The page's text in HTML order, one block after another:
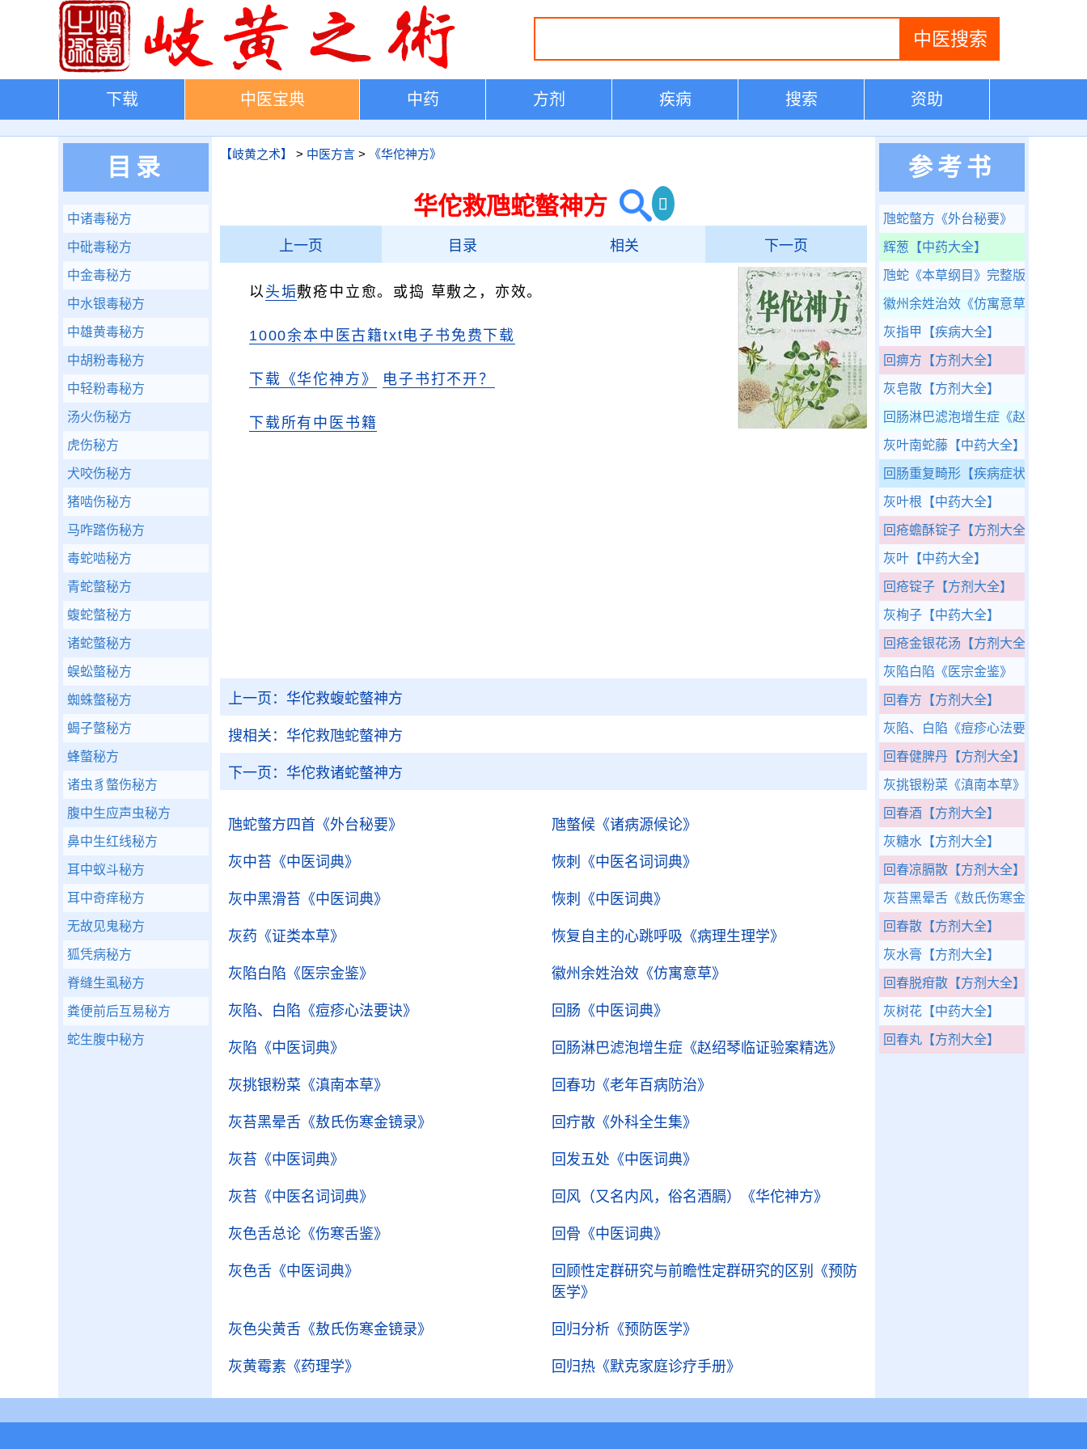
下载 中医宝典 中药 方剂 疾病 搜索 资助
【岐黄之术】 > 中医方言 > 《华佗神方》
华佗救虺蛇螫神方
上一页 目录 相关 下一页
以头垢敷疮中立愈。或捣 草敷之，亦效。
1000余本中医古籍txt电子书免费下载
下载《华佗神方》 电子书打不开？
下载所有中医书籍
上一页： 华佗救蝮蛇螫神方
搜相关： 华佗救虺蛇螫神方
下一页： 华佗救诸蛇螫神方
虺蛇螫方四首 《外台秘要》 虺螫候 《诸病源候论》
灰中苔 《中医词典》 恢刺 《中医名词词典》
灰中黑滑苔 《中医词典》 恢刺 《中医词典》
灰药 《证类本草》 恢复自主的心跳呼吸 《病理生理学》
灰陷白陷 《医宗金鉴》 徽州余姓治效 《仿寓意草》
灰陷、白陷 《痘疹心法要诀》 回肠 《中医词典》
灰陷 《中医词典》 回肠淋巴滤泡增生症 《赵绍琴临证验案精选》
灰挑银粉菜 《滇南本草》 回春功 《老年百病防治》
灰苔黑晕舌 《敖氏伤寒金镜录》 回疔散 《外科全生集》
灰苔 《中医词典》 回发五处 《中医词典》
灰苔 《中医名词词典》 回风（又名内风，俗名酒膈） 《华佗神方》
灰色舌总论 《伤寒舌鉴》 回骨 《中医词典》
灰色舌 《中医词典》 回顾性定群研究与前瞻性定群研究的区别
《预防
医学》
灰色尖黄舌 《敖氏伤寒金镜录》 回归分析 《预防医学》
灰黄霉素 《药理学》 回归热 《默克家庭诊疗手册》
目录
中诸毒秘方
中砒毒秘方
中金毒秘方
中水银毒秘方
中雄黄毒秘方
中胡粉毒秘方
中轻粉毒秘方
汤火伤秘方
虎伤秘方
犬咬伤秘方
猪啮伤秘方
马咋踏伤秘方
毒蛇啮秘方
青蛇螫秘方
蝮蛇螫秘方
诸蛇螫秘方
蜈蚣螫秘方
蜘蛛螫秘方
蝎子螫秘方
蜂螫秘方
诸虫豸螫伤秘方
腹中生应声虫秘方
鼻中生红线秘方
耳中蚁斗秘方
耳中奇痒秘方
无故见鬼秘方
狐凭病秘方
脊缝生虱秘方
粪便前后互易秘方
蛇生腹中秘方
参考书
虺蛇螫方 《外台秘要》
辉葱 【中药大全】
虺蛇 《本草纲目》完整版
徽州余姓治效 《仿寓意草》
灰指甲 【疾病大全】
回痹方 【方剂大全】
灰皂散 【方剂大全】
回肠淋巴滤泡增生症 《赵绍琴临证
灰叶南蛇藤 【中药大全】
回肠重复畸形 【疾病症状】
灰叶根 【中药大全】
回疮蟾酥锭子 【方剂大全】
灰叶 【中药大全】
回疮锭子 【方剂大全】
灰栒子 【中药大全】
回疮金银花汤 【方剂大全】
灰陷白陷 《医宗金鉴》
回春方 【方剂大全】
灰陷、白陷 《痘疹心法要诀》
回春健脾丹 【方剂大全】
灰挑银粉菜 《滇南本草》
回春酒 【方剂大全】
灰糖水 【方剂大全】
回春凉膈散 【方剂大全】
灰苔黑晕舌 《敖氏伤寒金镜录》
回春散 【方剂大全】
灰水膏 【方剂大全】
回春脱疳散 【方剂大全】
灰树花 【中药大全】
回春丸 【方剂大全】